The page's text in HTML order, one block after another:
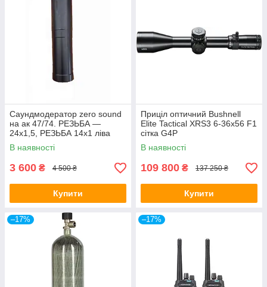
Саундмодератор zero sound
на ак 47/74. РЕЗЬБА —
24х1,5, РЕЗЬБА 14х1 ліва
В наявності
3 600 ₴ 4 500 ₴
Купити
Приціл оптичний Bushnell
Elite Tactical XRS3 6-36x56 F1
сітка G4P
В наявності
109 800 ₴ 137 250 ₴
Купити
–17% –17%